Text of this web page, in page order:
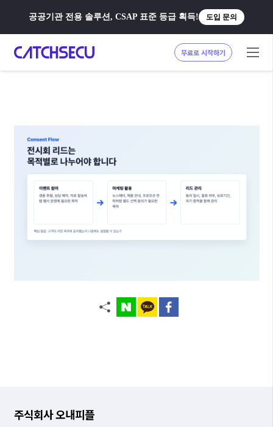
공공기관 전용 솔루션, CSAP 표준 등급 획득! 도입 문의
무료로 시작하기
주식회사 오내피플